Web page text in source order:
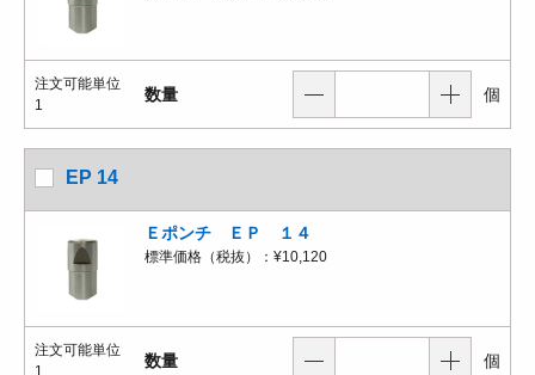
注文可能単位
1
数量 個
EP 14
Ｅポンチ ＥＰ １４
標準価格（税抜）： ¥10,120
注文可能単位
1
数量 個